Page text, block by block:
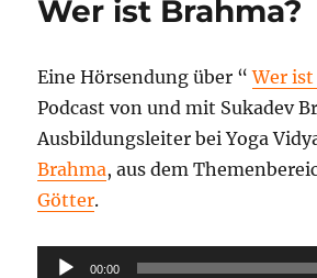
wird
Elefantenkopf
dargestellt?
Wer ist Brahma?
Eine Hörsendung über “Wer
Podcast von und mit Sukadev
Ausbildungsleiter bei Yoga
Brahma, aus dem
Götter.
Audio-00:00